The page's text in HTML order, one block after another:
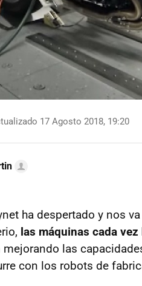
17 Agosto 2018, 19:20
ha despertado y nos
las máquinas cada
mejorando las
con los robots de